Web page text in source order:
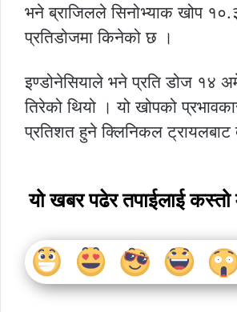
भने ब्राजिलले सिनोभ्याक खोप
प्रतिडोजमा किनेको छ ।
इण्डोनेसियाले भने प्रति डोज १४
तिरेको थियो । यो खोपको
प्रतिशत हुने क्लिनिकल
यो खबर पढेर तपाईलाई